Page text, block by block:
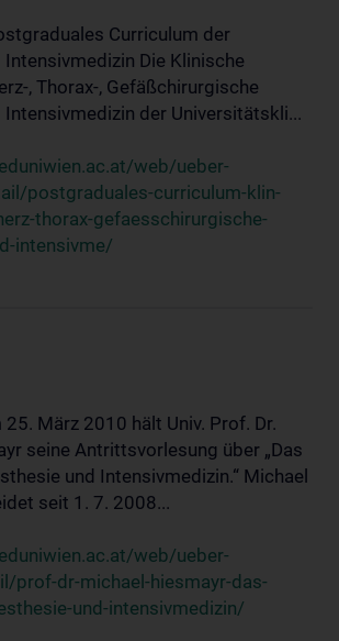
Curriculum der
Die Klinische
, Thorax-, Gefäßchirurgische
der Universitätskli...
web/ueber-
postgraduales-curriculum-klin-
thorax-gefaesschirurgische-
intensivme/
25. März 2010 hält Univ. Prof. Dr.
seine Antrittsvorlesung über „Das
und Intensivmedizin.“ Michael
seit 1. 7. 2008...
web/ueber-
prof-dr-michael-hiesmayr-das-
und-intensivmedizin/